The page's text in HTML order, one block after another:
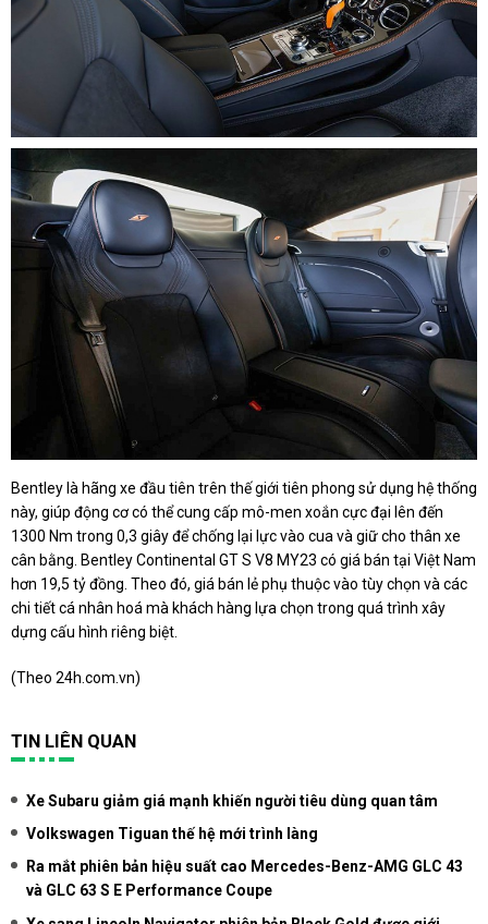
Bentley là hãng xe đầu tiên trên thế giới tiên phong sử dụng hệ thống
này, giúp động cơ có thể cung cấp mô-men xoắn cực đại lên đến
1300 Nm trong 0,3 giây để chống lại lực vào cua và giữ cho thân xe
cân bằng. Bentley Continental GT S V8 MY23 có giá bán tại Việt Nam
hơn 19,5 tỷ đồng. Theo đó, giá bán lẻ phụ thuộc vào tùy chọn và các
chi tiết cá nhân hoá mà khách hàng lựa chọn trong quá trình xây
dựng cấu hình riêng biệt.
(Theo 24h.com.vn)
TIN LIÊN QUAN
Xe Subaru giảm giá mạnh khiến người tiêu dùng quan tâm
Volkswagen Tiguan thế hệ mới trình làng
Ra mắt phiên bản hiệu suất cao Mercedes-Benz-AMG GLC 43
và GLC 63 S E Performance Coupe